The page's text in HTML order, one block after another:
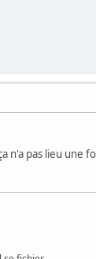
n'a pas lieu une